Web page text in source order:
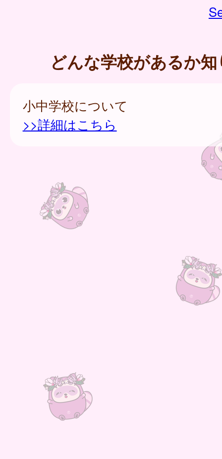
どんな学校があるか
小中学校について
>>詳細はこちら